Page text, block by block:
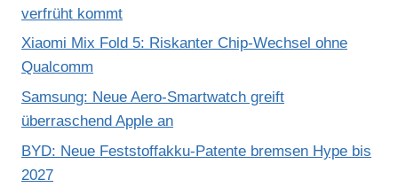
verfrüht kommt
Xiaomi Mix Fold 5: Riskanter Chip-Wechsel ohne
Qualcomm
Samsung: Neue Aero-Smartwatch greift
überraschend Apple an
BYD: Neue Feststoffakku-Patente bremsen Hype bis
2027